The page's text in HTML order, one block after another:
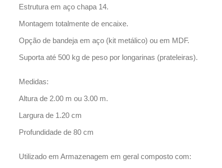
Estrutura em aço chapa 14.
Montagem totalmente de encaixe.
Opção de bandeja em aço (kit metálico) ou em MDF.
Suporta até 500 kg de peso por longarinas (prateleiras).
Medidas:
Altura de 2.00 m ou 3.00 m.
Largura de 1.20 cm
Profundidade de 80 cm
Utilizado em Armazenagem em geral composto com: